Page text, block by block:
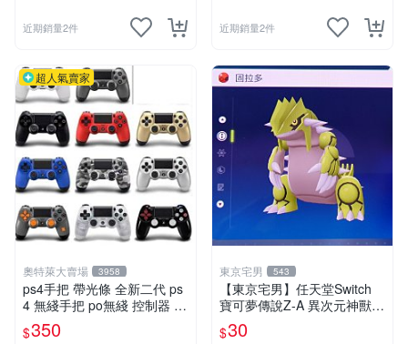
近期銷量2件 近期銷量2件
超人氣賣家
奧特萊大賣場 3958
ps4手把 帶光條 全新二代 ps
4 無綫手把 po無綫 控制器 電
腦搖罕 PC 手把W
$350
東京宅男 543
【東京宅男】任天堂Switch
寶可夢傳說Z-A 異次元神獸
色違 固拉多
$30